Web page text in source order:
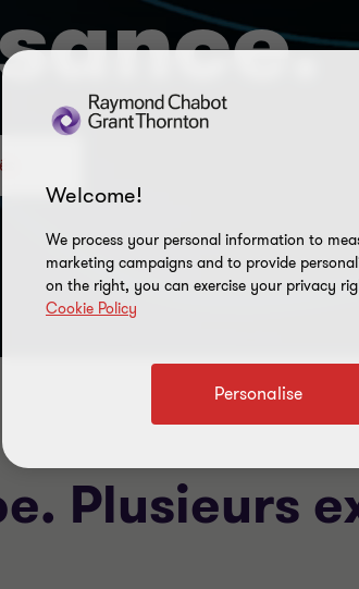
Plusieurs
Welcome!
We process your personal information to
marketing campaigns and to provide
on the right, you can exercise your privacy
Cookie Policy
Personalise